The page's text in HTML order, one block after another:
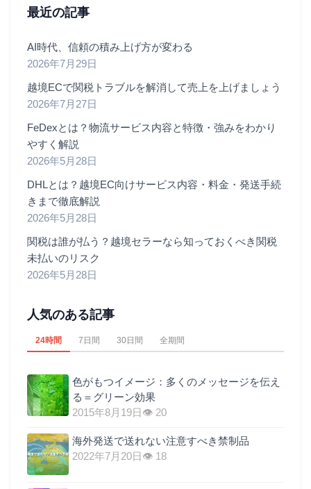
最近の記事
AI時代、信頼の積み上げ方が変わる
2026年7月29日
越境ECで関税トラブルを解消して売上を上げましょう
2026年7月27日
FeDexとは？物流サービス内容と特徴・強みをわかり
やすく解説
2026年5月28日
DHLとは？越境EC向けサービス内容・料金・発送手続
きまで徹底解説
2026年5月28日
関税は誰が払う？越境セラーなら知っておくべき関税
未払いのリスク
2026年5月28日
人気のある記事
24時間 7日間 30日間 全期間
色がもつイメージ：多くのメッセージを伝え
る＝グリーン効果
2015年8月19日 👁 20
海外発送で送れない注意すべき禁制品
2022年7月20日 👁 18